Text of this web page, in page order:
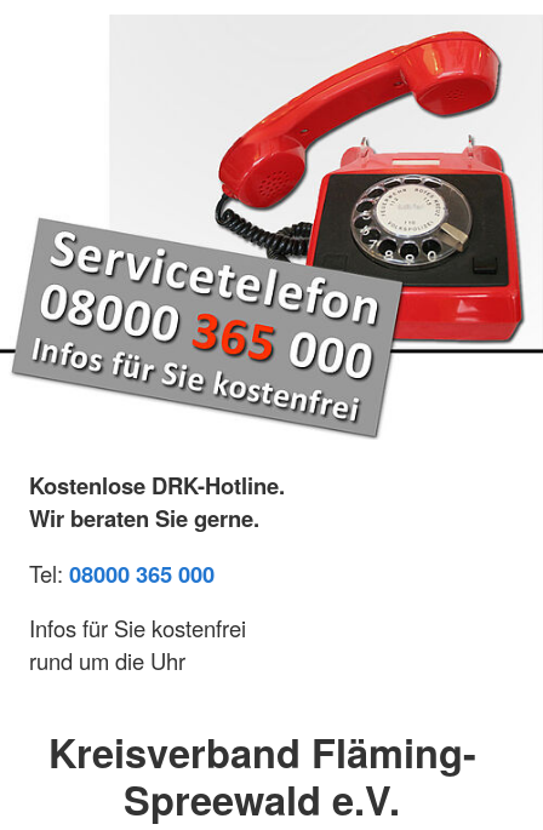
Kostenlose DRK-Hotline.
Wir beraten Sie gerne.
Tel: 08000 365 000
Infos für Sie kostenfrei
rund um die Uhr
Kreisverband Fläming-
Spreewald e.V.